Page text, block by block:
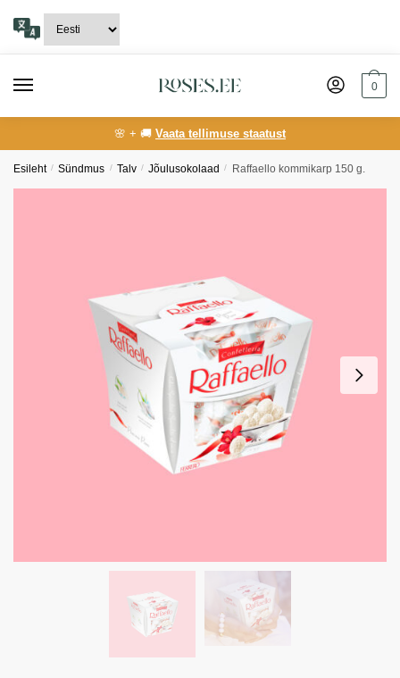
navigation
content
0
🌸 + 🚚 Vaata tellimuse staatust
Esileht / Sündmus / Talv / Jõulusokolaad / Raffaello kommikarp 150 g.